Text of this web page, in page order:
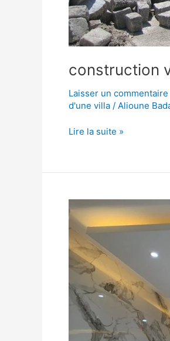
construction
Laisser un commentaire
d'une villa / Alioune
Lire la suite »
constructeur
de
bâtiment
au
senegal